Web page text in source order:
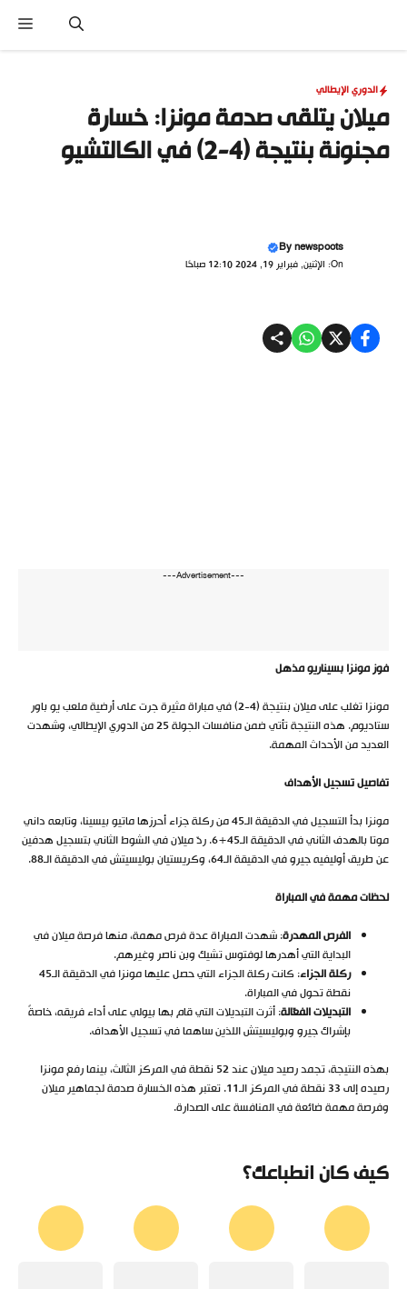
المحتوى
الدوري الإيطالي
ميلان يتلقى صدمة مونزا: خسارة
مجنونة بنتيجة (4-2) في الكالتشيو
Bynewspoots
On: الإثنين, فبراير 19, 2024 12:10 صباحًا
---Advertisement---
فوز مونزا بسيناريو مذهل
مونزا تغلب على ميلان بنتيجة (4-2) في مباراة مثيرة جرت على أرضية ملعب يو باور
ستاديوم. هذه النتيجة تأتي ضمن منافسات الجولة 25 من الدوري الإيطالي، وشهدت
العديد من الأحداث المهمة.
تفاصيل تسجيل الأهداف
مونزا بدأ التسجيل في الدقيقة الـ45 من ركلة جزاء أحرزها ماتيو بيسينا، وتابعه داني
موتا بالهدف الثاني في الدقيقة الـ45+6. ردّ ميلان في الشوط الثاني بتسجيل هدفين
عن طريق أوليفيه جيرو في الدقيقة الـ64، وكريستيان بوليسيتش في الدقيقة الـ88.
لحظات مهمة في المباراة
الفرص المهدرة: شهدت المباراة عدة فرص مهمة، منها فرصة ميلان في
البداية التي أهدرها لوفتوس تشيك وبن ناصر وغيرهم.
ركلة الجزاء
: كانت ركلة الجزاء التي حصل عليها مونزا في الدقيقة الـ45
نقطة تحول في المباراة.
التبديلات الفعّالة: أثرت التبديلات التي قام بها بيولي على أداء فريقه، خاصةً
بإشراك جيرو وبوليسيتش اللذين ساهما في تسجيل الأهداف.
بهذه النتيجة، تجمد رصيد ميلان عند 52 نقطة في المركز الثالث، بينما رفع مونزا
رصيده إلى 33 نقطة في المركز الـ11. تعتبر هذه الخسارة صدمة لجماهير ميلان
وفرصة مهمة ضائعة في المنافسة على الصدارة.
كيف كان انطباعك؟